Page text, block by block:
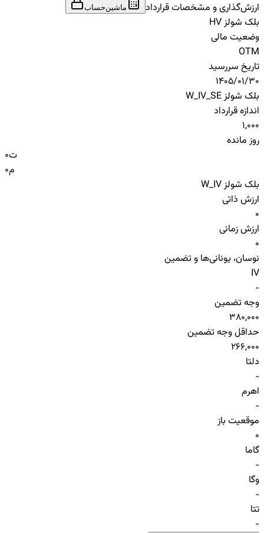
ارزش‌گذاری و مشخصات قرارداد
ماشین‌حساب
بلک شولز HV
وضعیت مالی
OTM
تاریخ سررسید
1405/01/30
بلک شولز W_IV_SE
اندازه قرارداد
1,000
روز مانده
0ت
0م
بلک شولز W_IV
ارزش ذاتی
0
ارزش زمانی
0
نوسان، یونانی‌ها و تضمین
IV
-
وجه تضمین
380,000
حداقل وجه تضمین
266,000
دلتا
-
اهرم
-
موقعیت باز
0
گاما
-
وگا
-
تتا
-